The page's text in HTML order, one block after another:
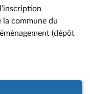
commune du
(dépôt